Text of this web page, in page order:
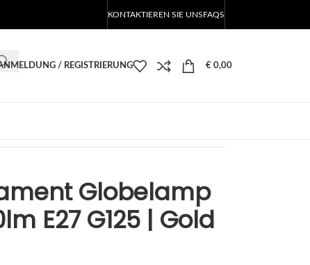
KONTAKTIEREN SIE UNSFAQS
/ REGISTRIERUNG € 0,00
Globelamp
E27 G125 | Gold